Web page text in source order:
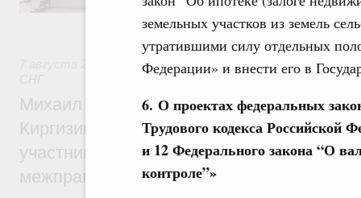
земельных участков из земель
утратившими силу отдельных
Федерации» и внести его в
6. О проектах федеральных
Трудового кодекса Российской
и 12 Федерального закона “О
контроле”»
железнодорожных перевозок,
рынка.
Евразийский экономический союз.
СНГ
Михаил Мишустин принял участие во
Киргизии Садыра Жапарова с главами
участников заседания Евразийского
межправительственного совета